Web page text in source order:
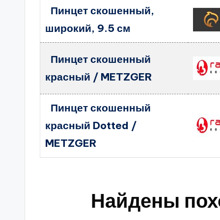
Пинцет скошенный,
широкий, 9.5 см
Пинцет скошенный
красный / METZGER
Пинцет скошенный
красный Dotted /
METZGER
Найдены